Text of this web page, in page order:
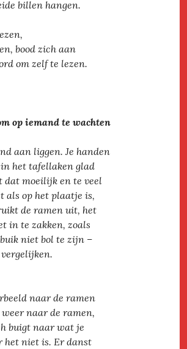
billen hangen.
bood zich aan
om zelf te lezen.
op iemand te wachten
aan liggen. Je handen
het tafellaken glad
dat moeilijk en te veel
als op het plaatje is,
de ramen uit, het
in te zakken, zoals
niet bol te zijn –
naar de ramen
naar de ramen,
buigt naar wat je
het niet is. Er danst